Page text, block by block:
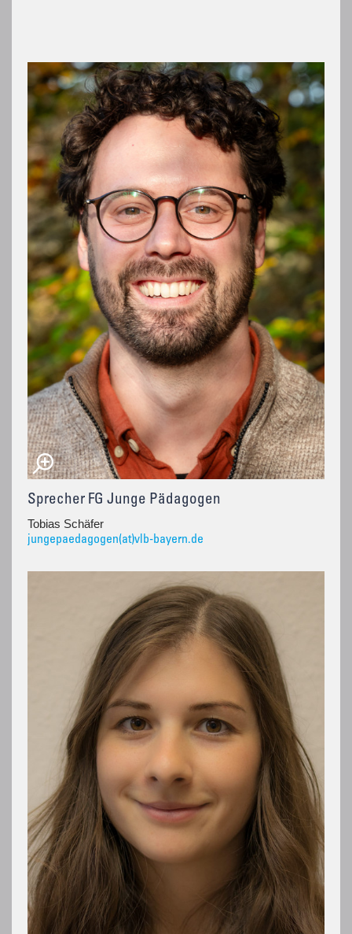
Sprecher FG Junge Pädagogen
Tobias Schäfer
jungepaedagogen(at)vlb-bayern.de